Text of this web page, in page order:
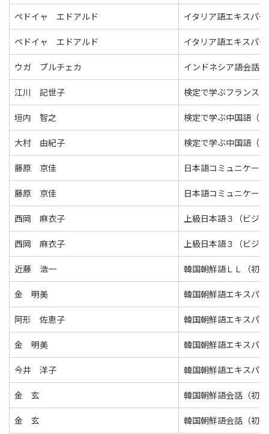
ペドイャ エドアルド イタリア語エキスパ
ペドイャ エドアルド イタリア語エキスパ
ウガ プルチェカ インドネシア語会話
江川 記世子 検定で学ぶフランス
垣内 智之 検定で学ぶ中国語（
大村 由紀子 検定で学ぶ中国語（
藤原 京佳 日本語コミュニケー
藤原 京佳 日本語コミュニケー
西岡 麻衣子 上級日本語３（ビジ
西岡 麻衣子 上級日本語３（ビジ
近藤 浩一 韓国朝鮮語ＬＬ（初
金 明美 韓国朝鮮語エキスパ
阿形 佐恵子 韓国朝鮮語エキスパ
金 明美 韓国朝鮮語エキスパ
今井 洋子 韓国朝鮮語エキスパ
金 玄 韓国朝鮮語会話（初
金 玄 韓国朝鮮語会話（初